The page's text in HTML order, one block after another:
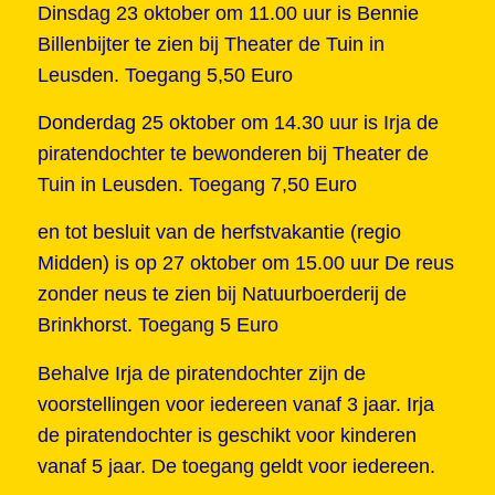
Dinsdag 23 oktober om 11.00 uur is Bennie
Billenbijter te zien bij Theater de Tuin in
Leusden. Toegang 5,50 Euro
Donderdag 25 oktober om 14.30 uur is Irja de
piratendochter te bewonderen bij Theater de
Tuin in Leusden. Toegang 7,50 Euro
en tot besluit van de herfstvakantie (regio
Midden) is op 27 oktober om 15.00 uur De reus
zonder neus te zien bij Natuurboerderij de
Brinkhorst. Toegang 5 Euro
Behalve Irja de piratendochter zijn de
voorstellingen voor iedereen vanaf 3 jaar. Irja
de piratendochter is geschikt voor kinderen
vanaf 5 jaar. De toegang geldt voor iedereen.